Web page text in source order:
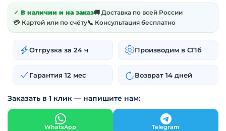
✓ В наличии и на заказ🚚 Доставка по всей России
💳 Картой или по счёту📞 Консультация бесплатно
Отгрузка за 24 ч Производим в СПб
Гарантия 12 мес Возврат 14 дней
Заказать в 1 клик — напишите нам:
WhatsApp Telegram